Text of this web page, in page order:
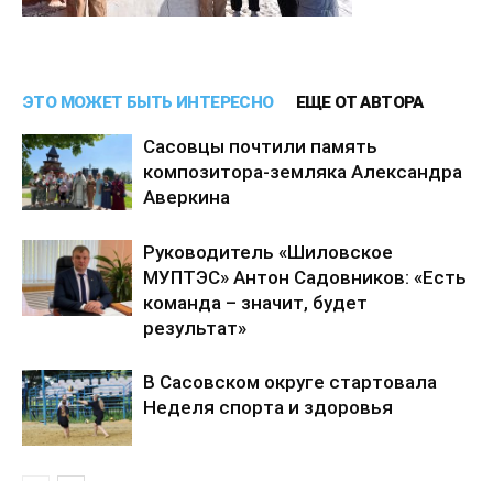
ЭТО МОЖЕТ БЫТЬ ИНТЕРЕСНО ЕЩЕ ОТ АВТОРА
Сасовцы почтили память
композитора-земляка Александра
Аверкина
Руководитель «Шиловское
МУПТЭС» Антон Садовников: «Есть
команда – значит, будет
результат»
В Сасовском округе стартовала
Неделя спорта и здоровья